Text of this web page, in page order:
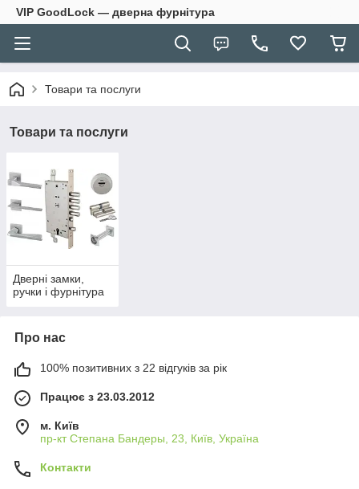
VIP GoodLock — дверна фурнітура
Товари та послуги
Товари та послуги
Дверні замки,
ручки і фурнітура
Про нас
100% позитивних з 22 відгуків за рік
Працює з 23.03.2012
м. Київ
пр-кт Степана Бандеры, 23, Київ, Україна
Контакти